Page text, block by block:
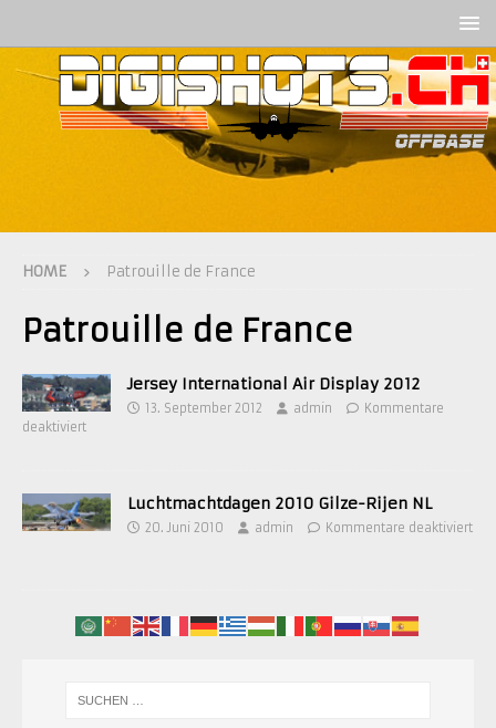
HOME Patrouille de France
Patrouille de France
Jersey International Air Display 2012
13. September 2012 admin
Kommentare
deaktiviert
Luchtmachtdagen 2010 Gilze-Rijen NL
20. Juni 2010 admin Kommentare deaktiviert